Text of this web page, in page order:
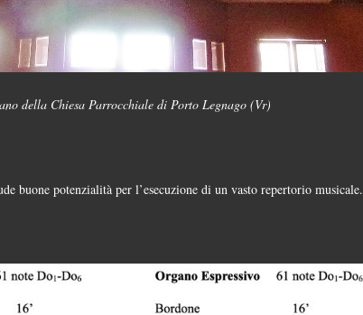
della Chiesa Parrocchiale di Porto Legnago (Vr)
buone potenzialità per l’esecuzione di un vasto repertorio musicale.